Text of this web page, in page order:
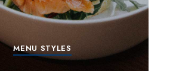
MENU STYLES